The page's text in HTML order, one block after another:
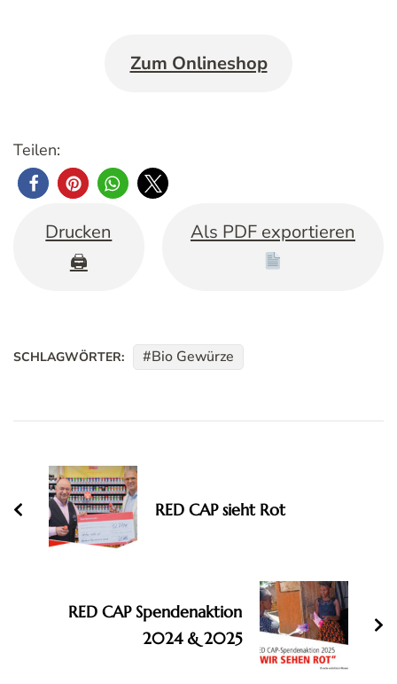
Zum Onlineshop
Teilen:
Drucken
🖨
Als PDF exportieren
SCHLAGWÖRTER: Bio Gewürze
RED CAP sieht Rot
RED CAP Spendenaktion
2024 & 2025